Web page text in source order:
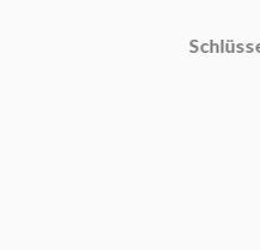
Schlüsseldienst Alt